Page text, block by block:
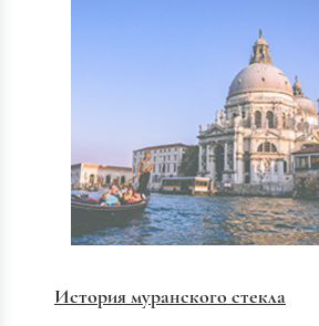
История муранского стекла